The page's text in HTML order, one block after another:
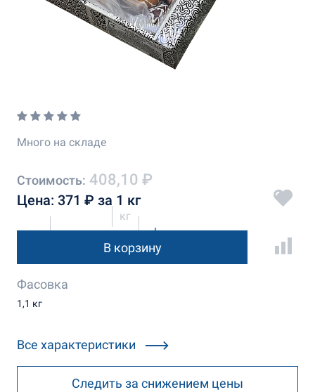
Много на складе
Стоимость: 408,10 ₽
Цена: 371 ₽ за 1 кг
кг
В корзину
Фасовка
1,1 кг
Все характеристики
Следить за снижением цены